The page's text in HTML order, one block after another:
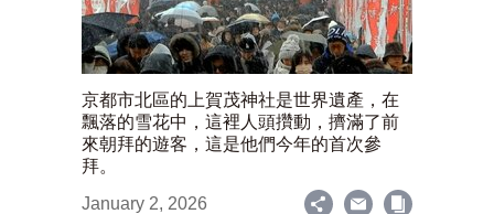
京都市北區的上賀茂神社是世界遺產，在
飄落的雪花中，這裡人頭攢動，擠滿了前
來朝拜的遊客，這是他們今年的首次參
拜。
January 2, 2026